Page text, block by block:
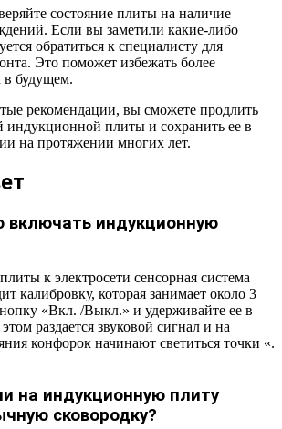
состояние плиты на наличие
Если вы заметили какие-либо
обратиться к специалисту для
Это поможет избежать более
в будущем.
рекомендации, вы сможете продлить
плиты и сохранить ее в
на протяжении многих лет.
включать индукционную
к электросети сенсорная система
калибровку, которая занимает около 3
«Вкл. /Выкл.» и удерживайте ее в
раздается звуковой сигнал и на
конфорок начинают светиться точки «.
на индукционную плиту
сковородку?